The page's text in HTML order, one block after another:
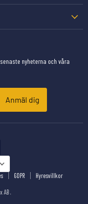
nyheterna och våra
Anmäl dig
GDPR Hyresvillkor
.